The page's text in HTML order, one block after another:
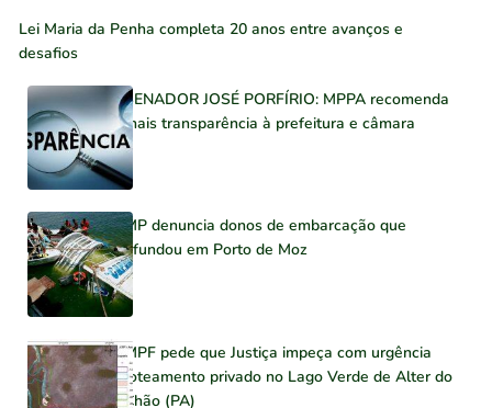
Lei Maria da Penha completa 20 anos entre avanços e
desafios
SENADOR JOSÉ PORFÍRIO: MPPA recomenda
mais transparência à prefeitura e câmara
MP denuncia donos de embarcação que
afundou em Porto de Moz
MPF pede que Justiça impeça com urgência
loteamento privado no Lago Verde de Alter do
Chão (PA)